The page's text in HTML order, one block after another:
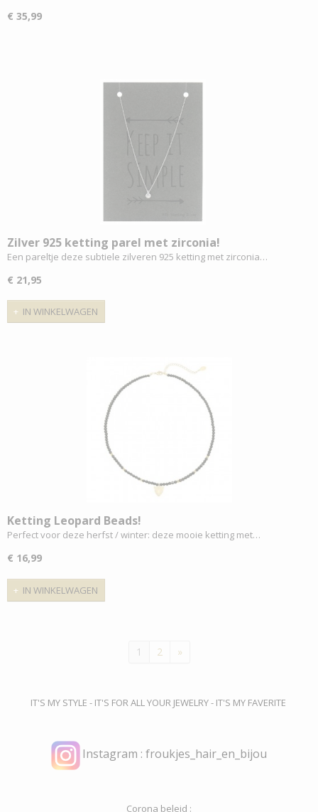
€ 35,99
Zilver 925 ketting parel met zirconia!
Een pareltje deze subtiele zilveren 925 ketting met zirconia…
€ 21,95
IN WINKELWAGEN
Ketting Leopard Beads!
Perfect voor deze herfst / winter: deze mooie ketting met…
€ 16,99
IN WINKELWAGEN
1 2 »
IT'S MY STYLE - IT'S FOR ALL YOUR JEWELRY - IT'S MY FAVERITE
Instagram : froukjes_hair_en_bijou
Corona beleid :